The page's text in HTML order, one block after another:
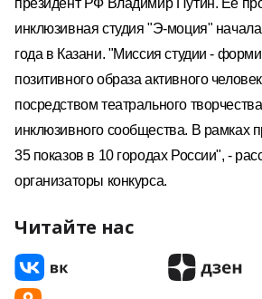
президент РФ Владимир Путин. Ее
инклюзивная студия "Э-моция"
года в Казани. "Миссия студии -
позитивного образа активного
посредством театрального
инклюзивного сообщества. В рамках
35 показов в 10 городах России", -
организаторы конкурса.
Читайте нас